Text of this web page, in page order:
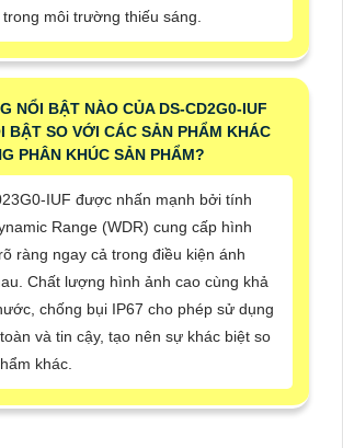
môi trường thiếu sáng.
NỔI BẬT NÀO CỦA DS-CD2G0-IUF
BẬT SO VỚI CÁC SẢN PHẨM KHÁC
PHÂN KHÚC SẢN PHẨM?
IUF được nhấn mạnh bởi tính
Range (WDR) cung cấp hình
ràng ngay cả trong điều kiện ánh
Chất lượng hình ảnh cao cùng khả
chống bụi IP67 cho phép sử dụng
và tin cậy, tạo nên sự khác biệt so
khác.